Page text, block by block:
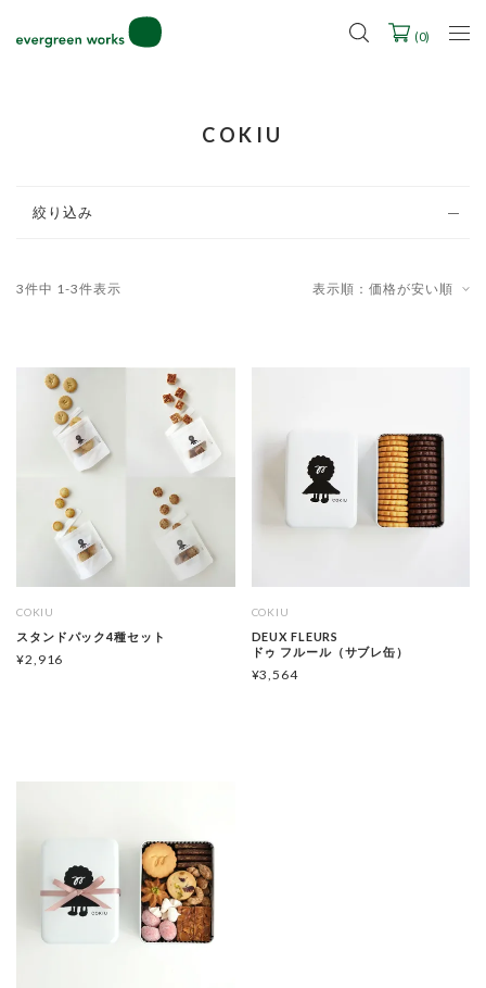
(0)
COKIU
絞り込み
表示順：価格が安い順
3件中 1-3件表示
COKIU
スタンドパック4種セット
¥2,916
COKIU
DEUX FLEURS
ドゥ フルール（サブレ缶）
¥3,564